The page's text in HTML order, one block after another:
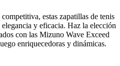
estas zapatillas de tenis
y eficacia. Haz la elección
con las Mizuno Wave Exceed
enriquecedoras y dinámicas.